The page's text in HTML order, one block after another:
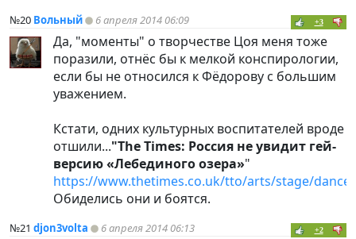
№20 Вольный 6 апреля 2014 06:09 +3
Да, "моменты" о творчестве Цоя меня тоже
поразили, отнёс бы к мелкой конспирологии,
если бы не относился к Фёдорову с большим
уважением.
Кстати, одних культурных воспитателей вроде
отшили..."The Times: Россия не увидит гей-
версию «Лебединого озера»"
https://www.thetimes.co.uk/tto/arts/stage/dance/
Обиделись они и боятся.
№21 djon3volta 6 апреля 2014 06:13 +2